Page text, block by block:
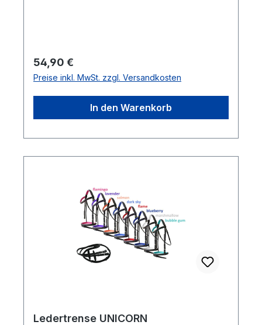
Regulärer Preis:
54,90 €
Preise inkl. MwSt. zzgl. Versandkosten
In den Warenkorb
Ledertrense UNICORN